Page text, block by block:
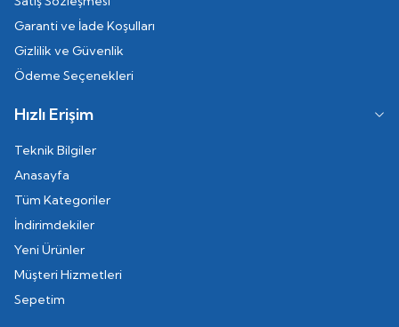
Garanti ve İade Koşulları
Gizlilik ve Güvenlik
Ödeme Seçenekleri
Hızlı Erişim
Teknik Bilgiler
Anasayfa
Tüm Kategoriler
İndirimdekiler
Yeni Ürünler
Müşteri Hizmetleri
Sepetim